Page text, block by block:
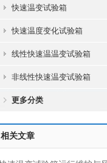
快速温变试验箱
快速温度变化试验箱
线性快速温温变试验箱
非线性快速温变试验箱
更多分类
相关文章